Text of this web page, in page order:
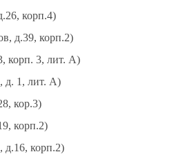
корп.4)
д.39, корп.2)
корп. 3, лит. А)
д. 1, лит. А)
кор.3)
корп.2)
д.16, корп.2)